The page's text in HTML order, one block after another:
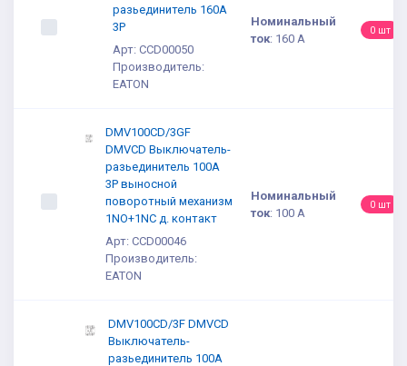
разьединитель 160A
3P
Арт: CCD00050
Производитель:
EATON
Номинальный
ток: 160 А
0 шт
DMV100CD/3GF
DMVCD Выключатель-
разьединитель 100A
3P выносной
поворотный механизм
1NO+1NC д. контакт
Арт: CCD00046
Производитель:
EATON
Номинальный
ток: 100 А
0 шт
DMV100CD/3F DMVCD
Выключатель-
разьединитель 100A